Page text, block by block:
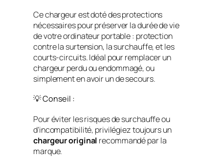
Ce chargeur est doté des protections
nécessaires pour préserver la durée de vie
de votre ordinateur portable : protection
contre la surtension, la surchauffe, et les
courts-circuits. Idéal pour remplacer un
chargeur perdu ou endommagé, ou
simplement en avoir un de secours.
💡 Conseil :
Pour éviter les risques de surchauffe ou
d’incompatibilité, privilégiez toujours un
chargeur original recommandé par la
marque.